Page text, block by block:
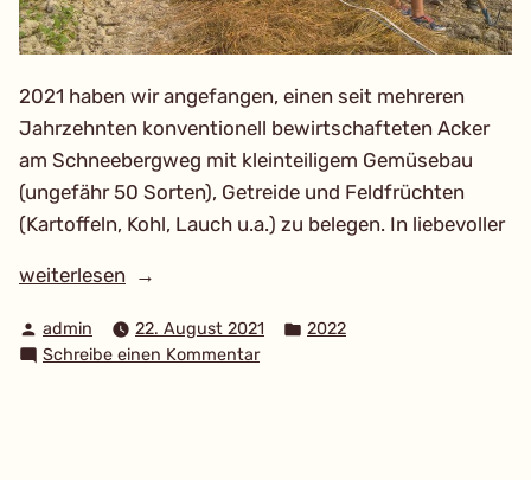
2021 haben wir angefangen, einen seit mehreren
Jahrzehnten konventionell bewirtschafteten Acker
am Schneebergweg mit kleinteiligem Gemüsebau
(ungefähr 50 Sorten), Getreide und Feldfrüchten
(Kartoffeln, Kohl, Lauch u.a.) zu belegen. In liebevoller
„Unser
wird
zu
weiterlesen
Verfasst
von
admin 22. August 2021
Veröffentlicht
2022
Schreibe einen Kommentarzu